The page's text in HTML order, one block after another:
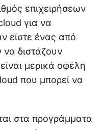
επιχειρήσεων
για να
είστε ένας από
διστάζουν
μερικά οφέλη
που μπορεί να
στα προγράμματα